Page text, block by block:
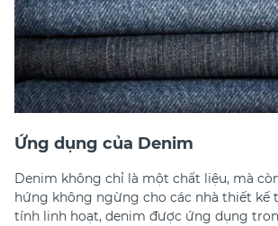
Ứng dụng của Denim
Denim không chỉ là một chất liệu, mà
hứng không ngừng cho các nhà thiết kế
tính linh hoạt, denim được ứng dụng